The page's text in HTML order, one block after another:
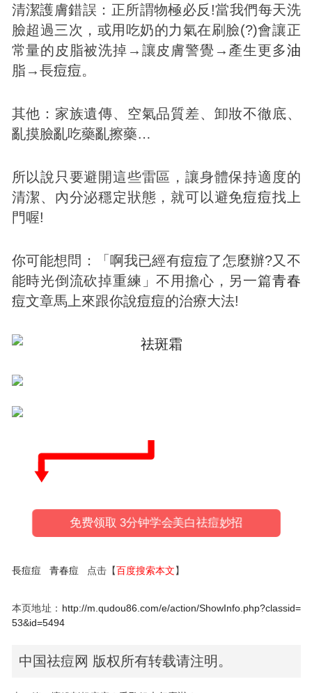
清潔護膚錯誤：正所謂物極必反!當我們每天洗
臉超過三次，或用吃奶的力氣在刷臉(?)會讓正
常量的皮脂被洗掉→讓皮膚警覺→產生更多油
脂→長痘痘。
其他：家族遺傳、空氣品質差、卸妝不徹底、
亂摸臉亂吃藥亂擦藥…
所以說只要避開這些雷區，讓身體保持適度的
清潔、內分泌穩定狀態，就可以避免痘痘找上
門喔!
你可能想問：「啊我已經有痘痘了怎麼辦?又不
能時光倒流砍掉重練」不用擔心，另一篇青春
痘文章馬上來跟你說痘痘的治療大法!
免费领取 3分钟学会美白祛痘妙招
長痘痘 青春痘 点击【百度搜索本文】
本页地址： http://m.qudou86.com/e/action/ShowInfo.php?classid=
53&id=5494
中国祛痘网 版权所有转载请注明。